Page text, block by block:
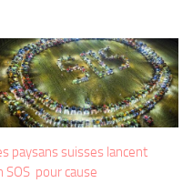
paysans suisses lancent
SOS pour cause